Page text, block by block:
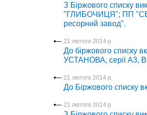
З Біржового списку
"ГЛИБОЧИЦЯ"; ПП
ресорний завод".
21 лютого 2014 р.
До біржового списку
УСТАНОВА, серії А3,
21 лютого 2014 р.
До Біржового списку
21 лютого 2014 р.